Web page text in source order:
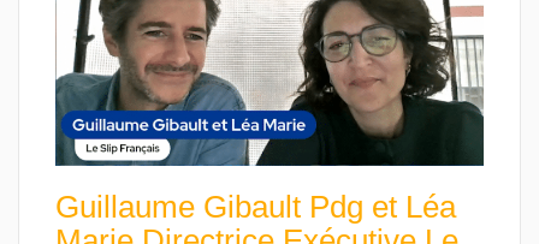
Guillaume Gibault Pdg et Léa